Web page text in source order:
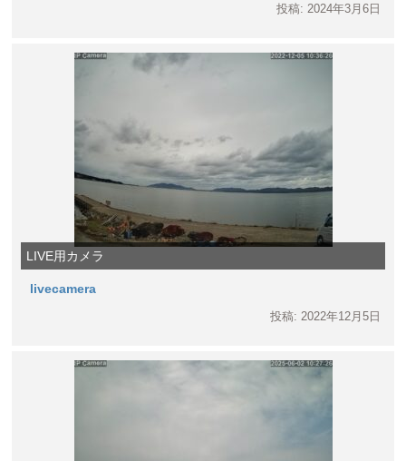
投稿: 2024年3月6日
LIVE用カメラ
livecamera
投稿: 2022年12月5日